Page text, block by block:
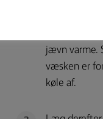
Kom revet
brandy,
jævn varme.
væsken er
køle af.